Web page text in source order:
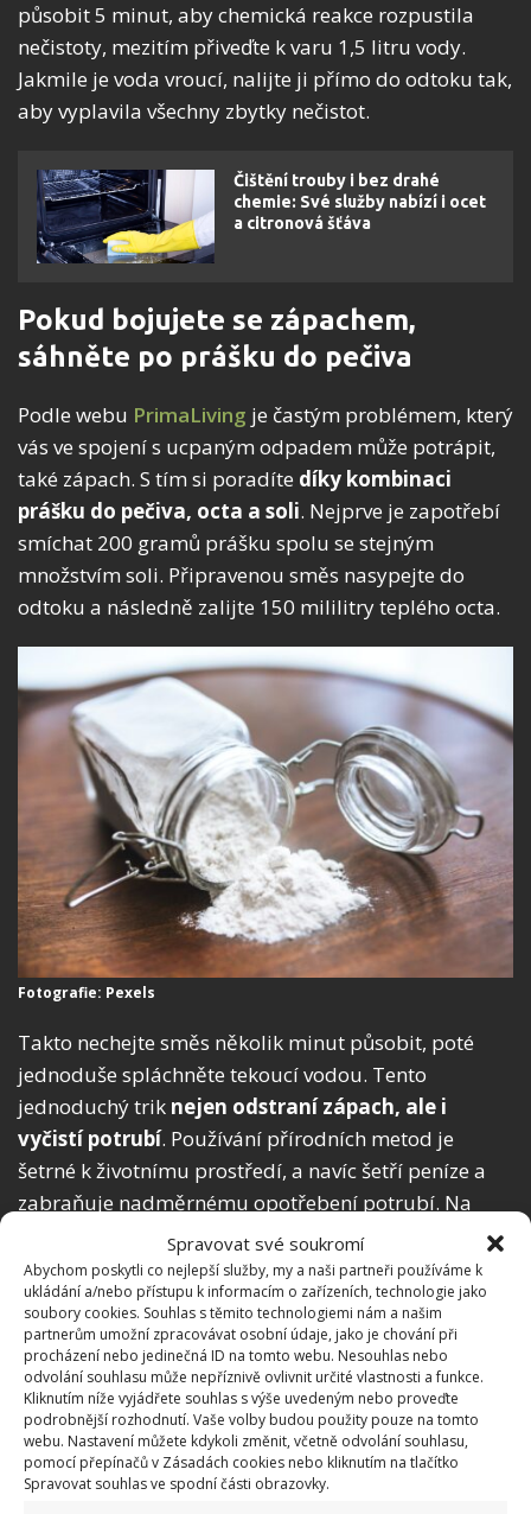
Spravovat své soukromí
Abychom poskytli co nejlepší služby, my a naši partneři používáme k
ukládání a/nebo přístupu k informacím o zařízeních, technologie jako
soubory cookies. Souhlas s těmito technologiemi nám a našim
partnerům umožní zpracovávat osobní údaje, jako je chování při
procházení nebo jedinečná ID na tomto webu. Nesouhlas nebo
odvolání souhlasu může nepříznivě ovlivnit určité vlastnosti a funkce.
Kliknutím níže vyjádřete souhlas s výše uvedeným nebo proveďte
podrobnější rozhodnutí. Vaše volby budou použity pouze na tomto
webu. Nastavení můžete kdykoli změnit, včetně odvolání souhlasu,
pomocí přepínačů v Zásadách cookies nebo kliknutím na tlačítko
Spravovat souhlas ve spodní části obrazovky.
působit 5 minut, aby chemická reakce rozpustila
nečistoty, mezitím přiveďte k varu 1,5 litru vody.
Jakmile je voda vroucí, nalijte ji přímo do odtoku tak,
aby vyplavila všechny zbytky nečistot.
Čištění trouby i bez drahé
chemie: Své služby nabízí i ocet
a citronová šťáva
Pokud bojujete se zápachem,
sáhněte po prášku do pečiva
Podle webu PrimaLiving je častým problémem, který
vás ve spojení s ucpaným odpadem může potrápit,
také zápach. S tím si poradíte díky kombinaci
prášku do pečiva, octa a soli. Nejprve je zapotřebí
smíchat 200 gramů prášku spolu se stejným
množstvím soli. Připravenou směs nasypejte do
odtoku a následně zalijte 150 mililitry teplého octa.
Fotografie: Pexels
Takto nechejte směs několik minut působit, poté
jednoduše spláchněte tekoucí vodou. Tento
jednoduchý trik nejen odstraní zápach, ale i
vyčistí potrubí. Používání přírodních metod je
šetrné k životnímu prostředí, a navíc šetří peníze a
zabraňuje nadměrnému opotřebení potrubí. Na
BydlímeÚtulně jsme přinesli také několik tipů na
ekologické čističe toalety.